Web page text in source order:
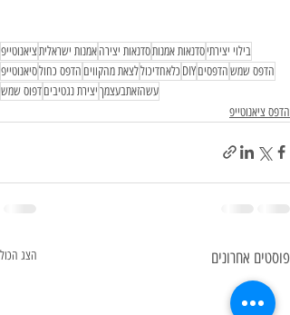
בילוי יצירתיסדנאות אמנותסדנאות יצירהאמנות ישראליתציאנוטייפ
הדפס שמשהדפסיםDIY כלאחדיכוללצאת מהקווים הדפס כחולסיאנוטייפ
עשהזאתבעצמךיצירת נגטיביםדפוס שמש
הדפס ציאנוטייפ
פוסטים אחרונים הצג הכול